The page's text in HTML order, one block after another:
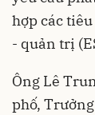
hợp các
- quản trị
Ông Lê
phố,